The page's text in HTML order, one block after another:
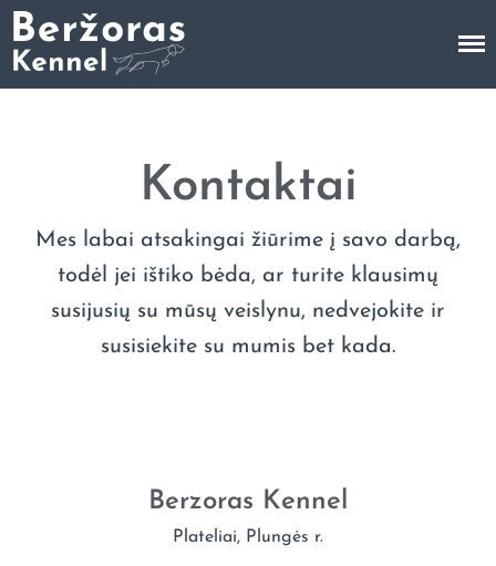
Mūsų šunys
Vados
Galerija
Šuniukų galerija
Parodos ir laimėjimai
Kontaktai
Mes labai atsakingai žiūrime į savo darbą,
todėl jei ištiko bėda, ar turite klausimų
susijusių su mūsų veislynu, nedvejokite ir
susisiekite su mumis bet kada.
Berzoras Kennel
Plateliai, Plungės r.